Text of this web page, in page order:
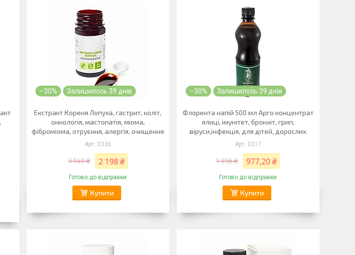
–30% Залишилось 39 днів
Екстракт Кореня Лопуха, гастрит, коліт,
онкологія, мастопатія, міома,
фіброміома, отруєння, алергія, очищення
0336
3 140 ₴ 2 198 ₴
Готово до відправки
Купити
–30% Залишилось 39 днів
Флорента напій 500 мл Арго концентрат
ялиці, імунітет, бронхіт, грип,
віруси,інфекція, для дітей, дорослих
0317
1 396 ₴ 977,20 ₴
Готово до відправки
Купити